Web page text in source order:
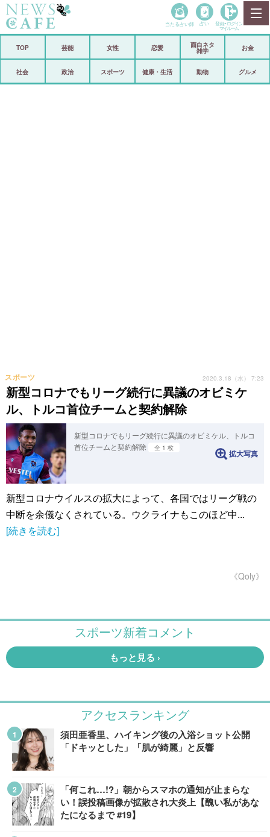
政治
当たる占い師 占い 登録• ログイン
マイルーム
TOP 芸能 女性 恋愛
面白ネタ
雑学
お金
社会 政治 スポーツ 健康・生活 動物 グルメ
新型コロナでもリーグ続行に異議のオビミケ
ル、トルコ首位チームと契約解除
スポーツ 2020.3.18（水） 7:23
新型コロナでもリーグ続行に異議のオビミケル、トルコ
首位チームと契約解除
全 1 枚
拡大写真
新型コロナウイルスの拡大によって、各国ではリーグ戦の
中断を余儀なくされている。ウクライナもこのほど中...
[続きを読む]
《Qoly》
アクセスランキング
須田亜香里、ハイキング後の入浴ショット公開
「ドキッとした」「肌が綺麗」と反響
「何これ…!?」朝からスマホの通知が止まらな
い！誤投稿画像が拡散され大炎上【醜い私があな
たになるまで #19】